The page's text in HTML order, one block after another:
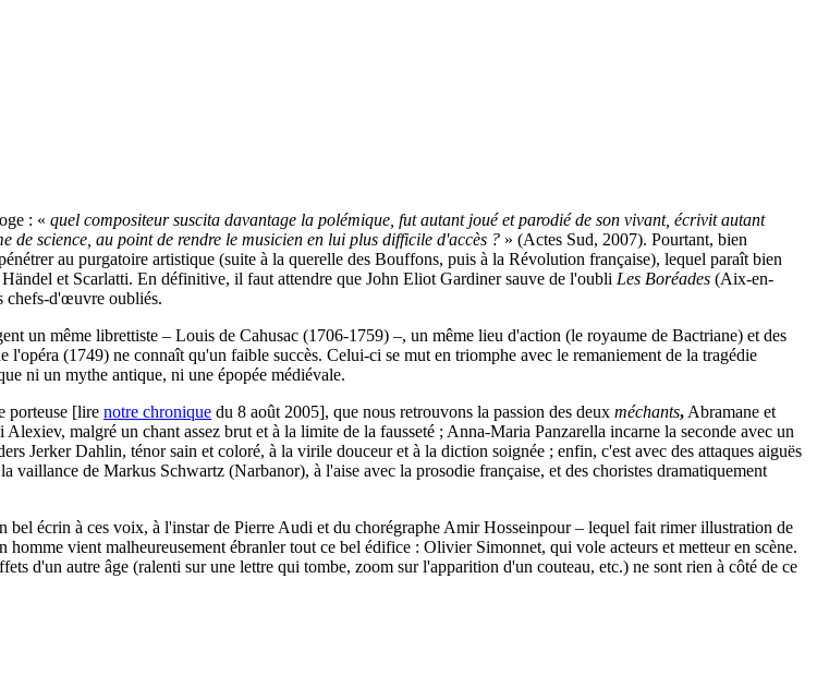
: « quel compositeur suscita davantage la polémique, fut autant joué et parodié de son vivant, écrivit autant
science, au point de rendre le musicien en lui plus difficile d'accès ? » (Actes Sud, 2007). Pourtant, bien
au purgatoire artistique (suite à la querelle des Bouffons, puis à la Révolution française), lequel paraît bien
et Scarlatti. En définitive, il faut attendre que John Eliot Gardiner sauve de l'oubli Les Boréades (Aix-en-
chefs-d'œuvre oubliés.
un même librettiste – Louis de Cahusac (1706-1759) –, un même lieu d'action (le royaume de Bactriane) et des
(1749) ne connaît qu'un faible succès. Celui-ci se mut en triomphe avec le remaniement de la tragédie
ni un mythe antique, ni une épopée médiévale.
porteuse [lire notre chronique du 8 août 2005], que nous retrouvons la passion des deux méchants, Abramane et
malgré un chant assez brut et à la limite de la fausseté ; Anna-Maria Panzarella incarne la seconde avec un
Jerker Dahlin, ténor sain et coloré, à la virile douceur et à la diction soignée ; enfin, c'est avec des attaques aiguës
de Markus Schwartz (Narbanor), à l'aise avec la prosodie française, et des choristes dramatiquement
bel écrin à ces voix, à l'instar de Pierre Audi et du chorégraphe Amir Hosseinpour – lequel fait rimer illustration de
vient malheureusement ébranler tout ce bel édifice : Olivier Simonnet, qui vole acteurs et metteur en scène.
d'un autre âge (ralenti sur une lettre qui tombe, zoom sur l'apparition d'un couteau, etc.) ne sont rien à côté de ce